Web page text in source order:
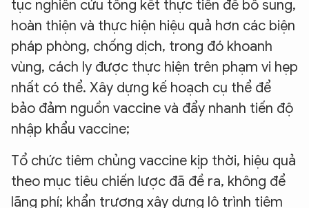
tục nghiên cứu tổng kết thực tiễn để bổ sung,
hoàn thiện và thực hiện hiệu quả hơn các biện
pháp phòng, chống dịch, trong đó khoanh
vùng, cách ly được thực hiện trên phạm vi hẹp
nhất có thể. Xây dựng kế hoạch cụ thể để
bảo đảm nguồn vaccine và đẩy nhanh tiến độ
nhập khẩu vaccine;
Tổ chức tiêm chủng vaccine kịp thời, hiệu quả
theo mục tiêu chiến lược đã đề ra, không để
lãng phí; khẩn trương xây dựng lộ trình tiêm